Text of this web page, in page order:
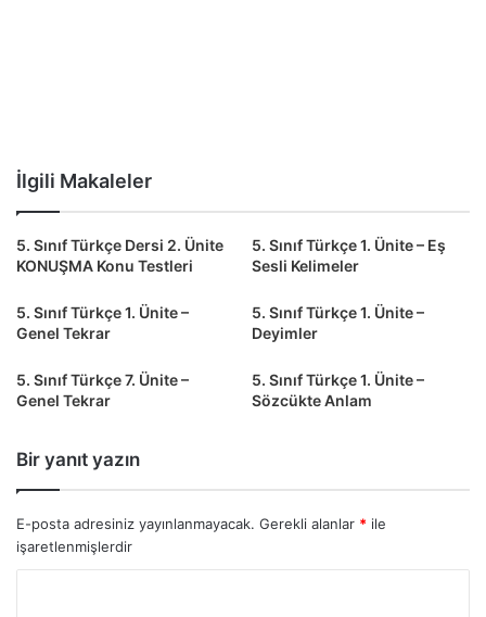
İlgili Makaleler
5. Sınıf Türkçe Dersi 2. Ünite
KONUŞMA Konu Testleri
5. Sınıf Türkçe 1. Ünite – Eş
Sesli Kelimeler
5. Sınıf Türkçe 1. Ünite –
Genel Tekrar
5. Sınıf Türkçe 1. Ünite –
Deyimler
5. Sınıf Türkçe 7. Ünite –
Genel Tekrar
5. Sınıf Türkçe 1. Ünite –
Sözcükte Anlam
Bir yanıt yazın
E-posta adresiniz yayınlanmayacak. Gerekli alanlar * ile
işaretlenmişlerdir